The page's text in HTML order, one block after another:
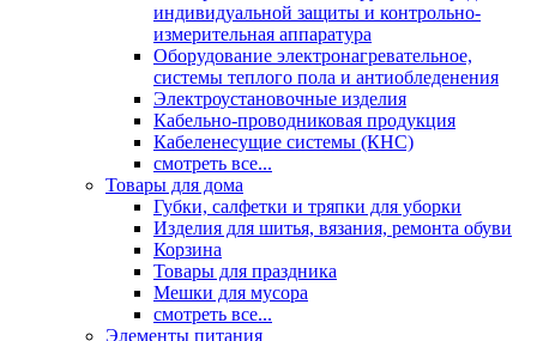
индивидуальной защиты и контрольно-
измерительная аппаратура
Оборудование электронагревательное,
системы теплого пола и антиобледенения
Электроустановочные изделия
Кабельно-проводниковая продукция
Кабеленесущие системы (КНС)
смотреть все...
Товары для дома
Губки, салфетки и тряпки для уборки
Изделия для шитья, вязания, ремонта обуви
Корзина
Товары для праздника
Мешки для мусора
смотреть все...
Элементы питания